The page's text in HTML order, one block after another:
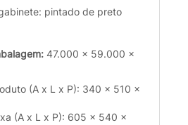
pintado de preto
47.000 x 59.000 x
(A x L x P): 340 x 510 x
(A x L x P): 605 x 540 x